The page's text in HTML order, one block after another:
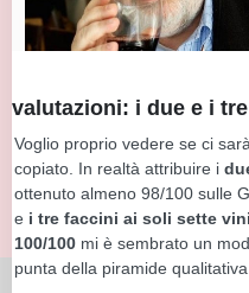
valutazioni: i due e i
Voglio proprio vedere se ci
copiato. In realtà attribuire i
ottenuto almeno 98/100 sulle
e i tre faccini ai soli sette
100/100 mi è sembrato un
punta della piramide qualitativa.